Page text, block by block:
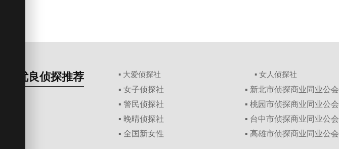
优良侦探推荐 ▪ 大爱侦探社 ▪ 女人侦探社
▪ 女子侦探社
▪ 警民侦探社
▪ 晚晴侦探社
▪ 全国新女性
▪ 新北市侦探商业同业公会
▪ 桃园市侦探商业同业公会
▪ 台中市侦探商业同业公会
▪ 高雄市侦探商业同业公会